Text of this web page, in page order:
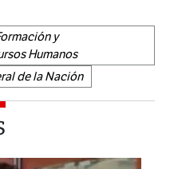
y
Humanos
de la Nación